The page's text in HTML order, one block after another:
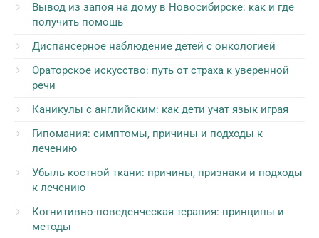
Вывод из запоя на дому в Новосибирске: как и где
получить помощь
Диспансерное наблюдение детей с онкологией
Ораторское искусство: путь от страха к уверенной
речи
Каникулы с английским: как дети учат язык играя
Гипомания: симптомы, причины и подходы к
лечению
Убыль костной ткани: причины, признаки и подходы
к лечению
Когнитивно-поведенческая терапия: принципы и
методы